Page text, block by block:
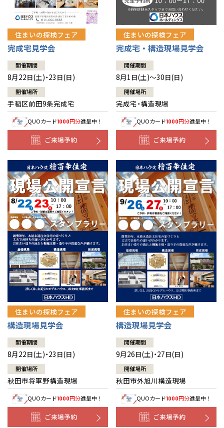
住まいの探検フェア
完成宅見学会
開催期間
8月22日(土)・23日(日)
開催場所
手稲区前田9条完成宅
QUOカード1000円分進呈中！
ご来場予約
住まいの探検フェア
完成宅・構造現場見学会
開催期間
8月1日(土)～30日(日)
開催場所
完成宅・構造現場
QUOカード1000円分進呈中！
ご来場予約
住まいの探検フェア
構造現場見学会
開催期間
8月22日(土)・23日(日)
開催場所
秋田市将軍野構造現場
QUOカード1000円分進呈中！
ご来場予約
住まいの探検フェア
構造現場見学会
開催期間
9月26日(土)・27日(日)
開催場所
秋田市外旭川構造現場
QUOカード1000円分進呈中！
ご来場予約
道央
道北
道南
道東
青森
秋田
岩手
山形
宮城
福島
甲信越・北陸
新潟
山梨
長野
富山
石川
福井
関東
東京
神奈川
埼玉
千葉
茨城
栃木
群馬
東海
愛知
岐阜
静岡
三重
近畿
大阪
京都
兵庫
奈良
滋賀
和歌山
中国・四国
岡山
香川
愛媛
鳥取
島根
広島
山口
徳島
高知
九州
福岡
佐賀
熊本
大分
宮崎
鹿児島
長崎
沖縄
分譲マンション
※現住所のある都道府県以外の建築予定地の方でも現住所の有るお近
くの展示場又は店舗にお問合せください。移住の計画の方もご相談対
応します。お気軽にご相談ください。
道央
苫小牧千歳
小樽
道北
道南
道東
釧路
青森県
八戸
青森
秋田県
秋田
岩手県
山形県
宮城県
仙台
福島県
会津
甲信越・北陸
新潟県
長岡
山梨県
長野県
富山県
富山
石川県
福井県
福井
関東
東京都
神奈川県
相模
埼玉県
埼玉
千葉県
千葉
柏
茨城県
水戸
栃木県
宇都宮
小山
群馬県
群馬
伊勢崎
東海
愛知県
岐阜県
岐阜
静岡県
三重県
四日市
近畿
大阪府
大阪
京都府
京都
兵庫県
姫路
奈良県
奈良
中国・四国
岡山県
岡山
愛媛県
松山
九州
福岡県
福岡
佐賀県
佐賀
熊本県
熊本
大分県
大分
宮崎県
宮崎
鹿児島県
鹿児島